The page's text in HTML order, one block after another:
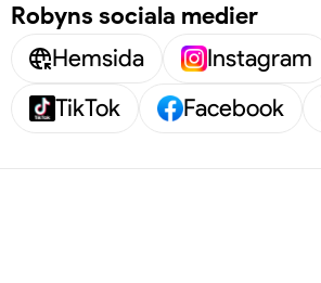
Robyns sociala medier
Hemsida
Instagram
TikTok
Facebook